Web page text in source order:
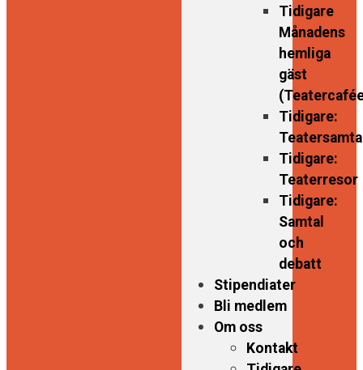
Tidigare
Månadens
hemliga
gäst
Tidigare:
Tidigare:
Teaterresor
Tidigare:
Samtal
och
debatt
Stipendiater
Bli medlem
Om oss
Kontakt